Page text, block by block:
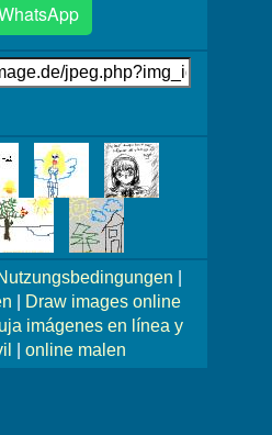
Draw images online
imágenes en línea y
online malen